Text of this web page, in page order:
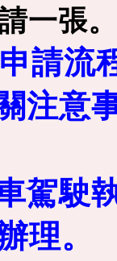
一張。
請流
注意
駕駛
理。